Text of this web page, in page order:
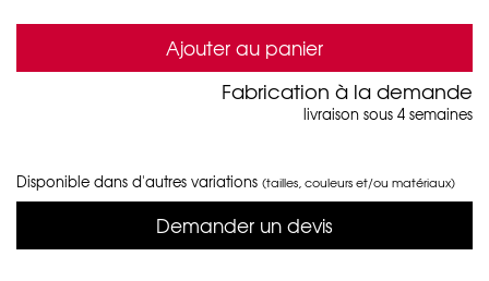
Ajouter au panier
Fabrication à la demande
livraison sous 4 semaines
Disponible dans d'autres variations (tailles, couleurs et/ou matériaux)
Demander un devis